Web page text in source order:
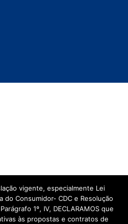
vigente, especialmente Lei
Consumidor- CDC e Resolução
1º, IV, DECLARAMOS que
às propostas e contratos de